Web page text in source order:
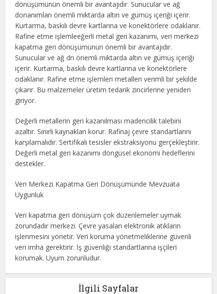
dönüşümünün önemli bir avantajıdır. Sunucular ve ağ
donanımları önemli miktarda altın ve gümüş içeriği içerir.
Kurtarma, baskılı devre kartlarına ve konektörlere odaklanır.
Rafine etme işlemleeğerli metal geri kazanımı, veri merkezi
kapatma geri dönüşümünün önemli bir avantajıdır.
Sunucular ve ağ drı önemli miktarda altın ve gümüş içeriği
içerir. Kurtarma, baskılı devre kartlarına ve konektörlere
odaklanır. Rafine etme işlemleri metalleri verimli bir şekilde
çıkarır. Bu malzemeler üretim tedarik zincirlerine yeniden
giriyor.
Değerli metallerin geri kazanılması madencilik talebini
azaltır. Sınırlı kaynakları korur. Rafinaj çevre standartlarını
karşılamalıdır. Sertifikalı tesisler ekstraksiyonu gerçekleştirir.
Değerli metal geri kazanımı döngüsel ekonomi hedeflerini
destekler.
Veri Merkezi Kapatma Geri Dönüşümünde Mevzuata
Uygunluk
Veri kapatma geri dönüşüm çok düzenlemeler uymak
zorundadır merkezi. Çevre yasaları elektronik atıkların
işlenmesini yönetir. Veri koruma yönetmeliklerine güvenli
veri imha gerektirir. İş güvenliği standartlarına işçileri
korumak. Uyum zorunludur.
İlgili Sayfalar